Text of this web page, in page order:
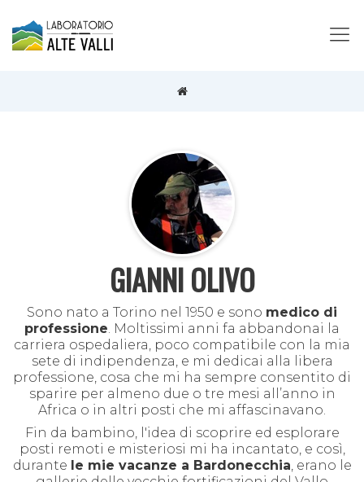
GIANNI OLIVO
Sono nato a Torino nel 1950 e sono medico di
professione . Moltissimi anni fa abbandonai la
carriera ospedaliera, poco compatibile con la mia
sete di indipendenza, e mi dedicai alla libera
professione, cosa che mi ha sempre consentito di
sparire per almeno due o tre mesi all’anno in
Africa o in altri posti che mi affascinavano.
Fin da bambino, l'idea di scoprire ed esplorare
posti remoti e misteriosi mi ha incantato, e così,
durante le mie vacanze a Bardonecchia , erano le